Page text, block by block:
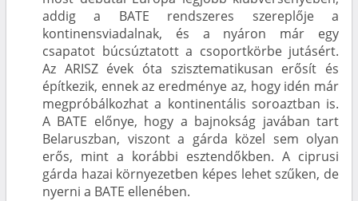
addig a BATE rendszeres szereplője a
kontinensviadalnak, és a nyáron már egy
csapatot búcsúztatott a csoportkörbe jutásért.
Az ARISZ évek óta szisztematikusan erősít és
építkezik, ennek az eredménye az, hogy idén már
megpróbálkozhat a kontinentális soroaztban is.
A BATE előnye, hogy a bajnokság javában tart
Belaruszban, viszont a gárda közel sem olyan
erős, mint a korábbi esztendőkben. A ciprusi
gárda hazai környezetben képes lehet szűken, de
nyerni a BATE ellenében.